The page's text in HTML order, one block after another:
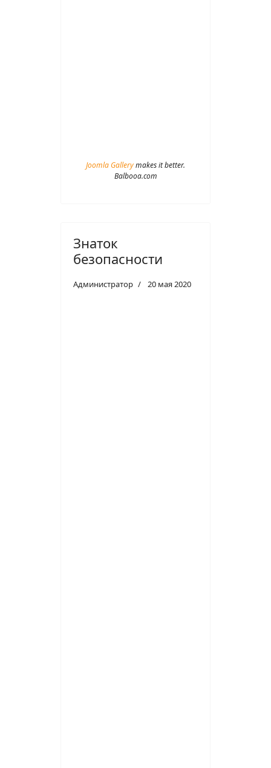
Joomla Gallerymakes it better.
Balbooa.com
Знаток
безопасности
Администратор 20 мая 2020